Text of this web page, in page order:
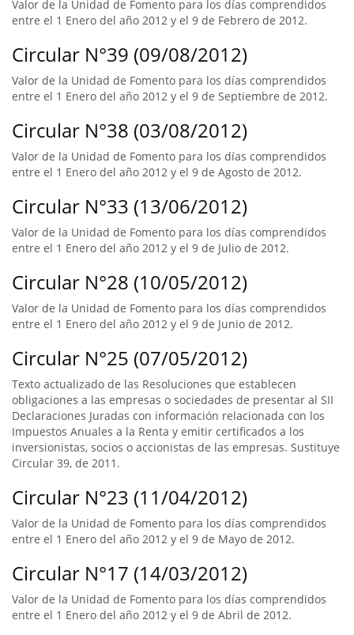
Valor de la Unidad de Fomento para los días comprendidos
entre el 1 Enero del año 2012 y el 9 de Febrero de 2012.
Circular N°39 (09/08/2012)
Valor de la Unidad de Fomento para los días comprendidos
entre el 1 Enero del año 2012 y el 9 de Septiembre de 2012.
Circular N°38 (03/08/2012)
Valor de la Unidad de Fomento para los días comprendidos
entre el 1 Enero del año 2012 y el 9 de Agosto de 2012.
Circular N°33 (13/06/2012)
Valor de la Unidad de Fomento para los días comprendidos
entre el 1 Enero del año 2012 y el 9 de Julio de 2012.
Circular N°28 (10/05/2012)
Valor de la Unidad de Fomento para los días comprendidos
entre el 1 Enero del año 2012 y el 9 de Junio de 2012.
Circular N°25 (07/05/2012)
Texto actualizado de las Resoluciones que establecen
obligaciones a las empresas o sociedades de presentar al SII
Declaraciones Juradas con información relacionada con los
Impuestos Anuales a la Renta y emitir certificados a los
inversionistas, socios o accionistas de las empresas. Sustituye
Circular 39, de 2011.
Circular N°23 (11/04/2012)
Valor de la Unidad de Fomento para los días comprendidos
entre el 1 Enero del año 2012 y el 9 de Mayo de 2012.
Circular N°17 (14/03/2012)
Valor de la Unidad de Fomento para los días comprendidos
entre el 1 Enero del año 2012 y el 9 de Abril de 2012.